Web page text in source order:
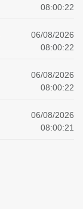
08:00:22
06/08/2026
08:00:22
06/08/2026
08:00:22
06/08/2026
08:00:21